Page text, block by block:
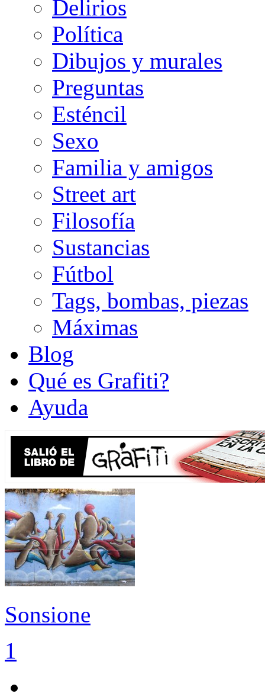
Delirios
Política
Dibujos y murales
Preguntas
Esténcil
Sexo
Familia y amigos
Street art
Filosofía
Sustancias
Fútbol
Tags, bombas, piezas
Máximas
Blog
Qué es Grafiti?
Ayuda
Sonsione
1